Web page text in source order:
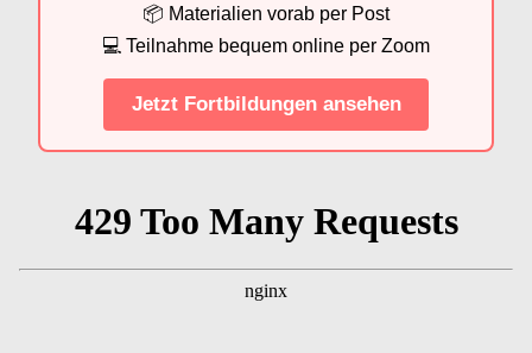
📦 Materialien vorab per Post
💻 Teilnahme bequem online per Zoom
Jetzt Fortbildungen ansehen